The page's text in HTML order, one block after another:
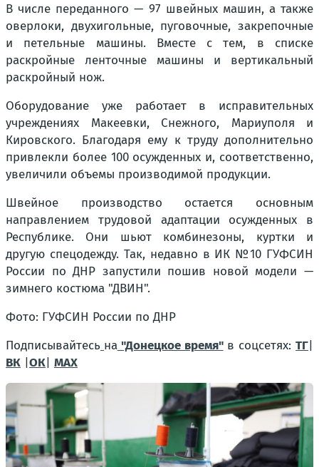
В числе переданного — 97 швейных машин, а также
оверлоки, двухигольные, пуговочные, закрепочные
и петельные машины. Вместе с тем, в списке
раскройные ленточные машины и вертикальный
раскройный нож.
Оборудование уже работает в исправительных
учреждениях Макеевки, Снежного, Мариуполя и
Кировского. Благодаря ему к труду дополнительно
привлекли более 100 осужденных и, соответственно,
увеличили объемы производимой продукции.
Швейное производство остается основным
направлением трудовой адаптации осужденных в
Республике. Они шьют комбинезоны, куртки и
другую спецодежду. Так, недавно в ИК №10 ГУФСИН
России по ДНР запустили пошив новой модели —
зимнего костюма "ДВИН".
Фото: ГУФСИН России по ДНР
Подписывайтесь на "Донецкое время"в соцсетях:ТГ|
ВК |ОК| МАХ